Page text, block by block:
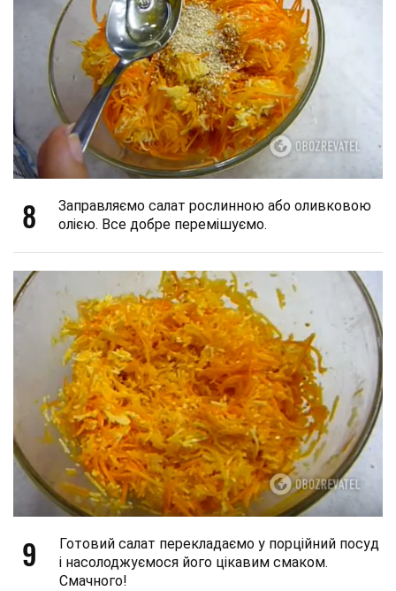
8
Заправляємо салат рослинною або оливковою
олією. Все добре перемішуємо.
9
Готовий салат перекладаємо у порційний посуд
і насолоджуємося його цікавим смаком.
Смачного!